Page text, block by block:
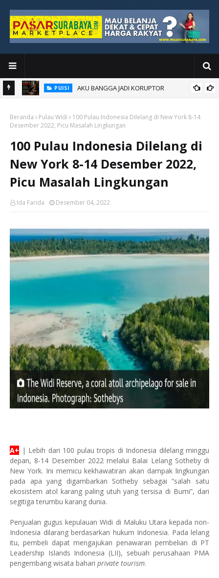
PUISI AKU BANGGA JADI KORUPTOR
Beranda Pulau Widi
100 Pulau Indonesia Dilelang di New York 8-14
Desember 2022, Picu Masalah Lingkungan
100 Pulau Indonesia Dilelang di
New York 8-14 Desember 2022,
Picu Masalah Lingkungan
Ida Farida Desember 04, 2022
A+ | Lebih dari 100 pulau tropis di Indonesia dilelang minggu
depan, 8-14 Desember 2022 melalui Balai Lelang Sotheby di
New York. Ini memicu kekhawatiran akan dampak lingkungan
pada apa yang digambarkan Sotheby sebagai “salah satu
ekosistem atol karang paling utuh yang tersisa di Bumi”, dari
segitiga terumbu karang dunia.
Penjualan gugus kepulauan Widi di Maluku Utara kepada non-
Indonesia dilarang berdasarkan hukum Indonesia. Pada lelang
itu, pembeli dapat mengajukan penawaran pembelian di PT
Leadership Islands Indonesia (LII), sebuah perusahaan PMA
pengembang wisata bahari private tourism.